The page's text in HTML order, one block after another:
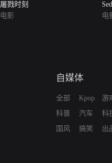
屠戮时刻
电影
电
自媒体
全部
科普
国风
Kpop
汽车
搞笑
游
科
出